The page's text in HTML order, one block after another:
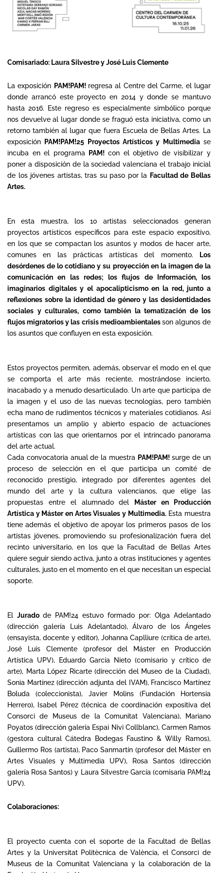
Comisariado: Laura Silvestre y José Luis Clemente
La exposición PAM!PAM! regresa al Centre del Carme, el lugar
donde arrancó este proyecto en 2014 y donde se mantuvo
hasta 2016. Este regreso es especialmente simbólico porque
nos devuelve al lugar donde se fraguó esta iniciativa, como un
retorno también al lugar que fuera Escuela de Bellas Artes. La
exposición
PAM!PAM!25 Proyectos Artísticos y Multimediase
incuba en el programa
PAM!con el objetivo de visibilizar y
poner a disposición de la sociedad valenciana el trabajo inicial
de los jóvenes artistas, tras su paso por la
Facultad de Bellas
Artes.
En esta muestra, los 10 artistas seleccionados generan
proyectos artísticos específicos para este espacio expositivo,
en los que se compactan los asuntos y modos de hacer arte,
comunes en las prácticas artísticas del momento.
Los
desórdenes de lo cotidiano y su proyección en la imagen de la
comunicación en las redes; los flujos de Información, los
imaginarios digitales y el apocalipticismo en la red, junto a
reflexiones sobre la identidad de género y las desidentidades
sociales y culturales, como también la tematización de los
flujos migratorios y las crisis medioambientalesson algunos de
los asuntos que confluyen en esta exposición.
Estos proyectos permiten, además, observar el modo en el que
se comporta el arte más reciente, mostrándose incierto,
inacabado y a menudo desarticulado. Un arte que participa de
la imagen y el uso de las nuevas tecnologías, pero también
echa mano de rudimentos técnicos y materiales cotidianos. Así
presentamos un amplio y abierto espacio de actuaciones
artísticas con las que orientarnos por el intrincado panorama
del arte actual.
Cada convocatoria anual de la muestra PAM!PAM!surge de un
proceso de selección en el que participa un comité de
reconocido prestigio, integrado por diferentes agentes del
mundo del arte y la cultura valencianos, que elige las
propuestas entre el alumnado del
Máster en Producción
Artística y Máster en Artes Visuales y Multimedia.Esta muestra
tiene además el objetivo de apoyar los primeros pasos de los
artistas jóvenes, promoviendo su profesionalización fuera del
recinto universitario, en los que la Facultad de Bellas Artes
quiere seguir siendo activa, junto a otras instituciones y agentes
culturales, justo en el momento en el que necesitan un especial
soporte.
El Jurado de PAM!24 estuvo formado por: Olga Adelantado
(dirección galería Luis Adelantado), Álvaro de los Ángeles
(ensayista, docente y editor), Johanna Caplliure (crítica de arte),
José Luis Clemente (profesor del Máster en Producción
Artística UPV), Eduardo García Nieto (comisario y crítico de
arte), Marta López Ricarte (dirección del Museo de la Ciudad),
Sonia Martínez (dirección adjunta del IVAM), Francisco Martínez
Boluda (coleccionista), Javier Molins (Fundación Hortensia
Herrero), Isabel Pérez (técnica de coordinación expositiva del
Consorci de Museus de la Comunitat Valenciana), Mariano
Poyatos (dirección galería Espai Nivi Collblanc), Carmen Ramos
(gestora cultural Cátedra Bodegas Faustino & Willy Ramos),
Guillermo Ros (artista), Paco Sanmartín (profesor del Máster en
Artes Visuales y Multimedia UPV), Rosa Santos (dirección
galería Rosa Santos) y Laura Silvestre García (comisaria PAM!24
UPV).
Colaboraciones:
El proyecto cuenta con el soporte de la Facultad de Bellas
Artes y la Universitat Politècnica de València, el Consorci de
Museus de la Comunitat Valenciana y la colaboración de la